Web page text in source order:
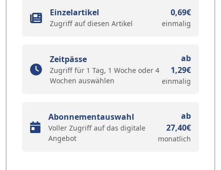
Einzelartikel
Zugriff auf diesen Artikel
0,69€
einmalig
Zeitpässe
Zugriff für 1 Tag, 1 Woche oder 4
Wochen auswählen
ab
1,29€
einmalig
Abonnementauswahl
Voller Zugriff auf das digitale
Angebot
ab
27,40€
monatlich